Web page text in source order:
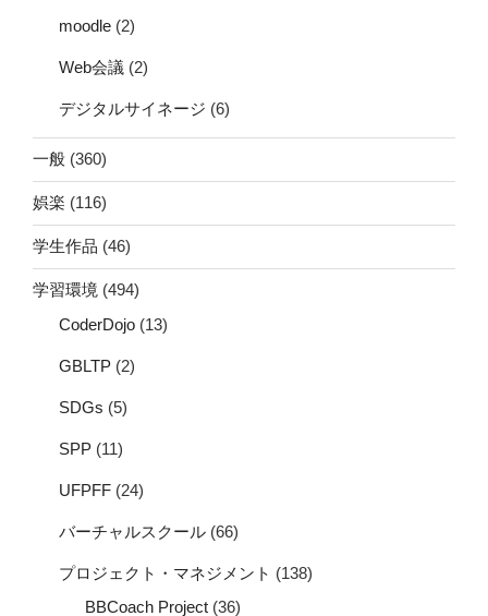
moodle (2)
Web会議 (2)
デジタルサイネージ (6)
一般 (360)
娯楽 (116)
学生作品 (46)
学習環境 (494)
CoderDojo (13)
GBLTP (2)
SDGs (5)
SPP (11)
UFPFF (24)
バーチャルスクール (66)
プロジェクト・マネジメント (138)
BBCoach Project (36)